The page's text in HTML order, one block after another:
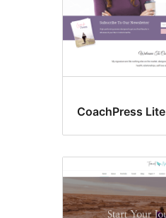
CoachPress Lite